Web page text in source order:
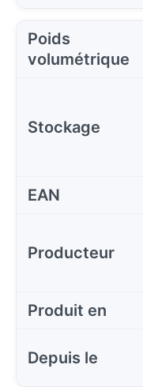
Poids
volumétrique
Stockage
EAN
Producteur
Produit en
Depuis le